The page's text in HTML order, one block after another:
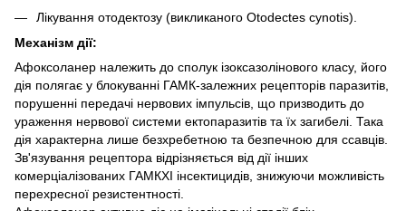
Лікування отодектозу (викликаного Otodectes cynotis).
Механізм дії:
Афоксоланер належить до сполук ізоксазолінового класу, його
дія полягає у блокуванні ГАМК-залежних рецепторів паразитів,
порушенні передачі нервових імпульсів, що призводить до
ураження нервової системи ектопаразитів та їх загибелі. Така
дія характерна лише безхребетною та безпечною для ссавців.
Зв'язування рецептора відрізняється від дії інших
комерціалізованих ГАМКХІ інсектицидів, знижуючи можливість
перехресної резистентності.